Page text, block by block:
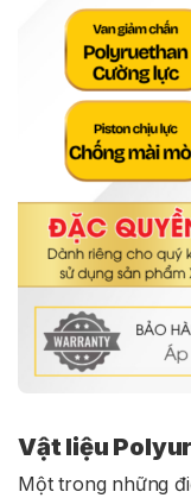
Vật liệu
Một trong những